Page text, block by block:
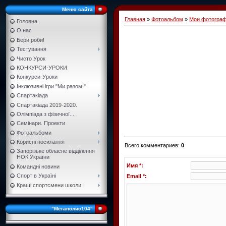
Меню сайта
Головна
О нас
Бери,роби!
Тестування
Чисто Урок
КОНКУРСИ-УРОКИ
Конкурси-Уроки
Інклюзивні ігри "Ми разом!"
Спартакіада
Спартакіада 2019-2020.
Олімпіада з фізичної...
Семінари. Проекти
Фотоальбоми
Корисні посилання
Запорізьке обласне відділення
НОК України
Командні новини
Спорт в Україні
Кращі спортсмени школи
"Мегаполис104"
Главная » Фотоальбом » Мои
Всего комментариев: 0
Имя *:
Email *: